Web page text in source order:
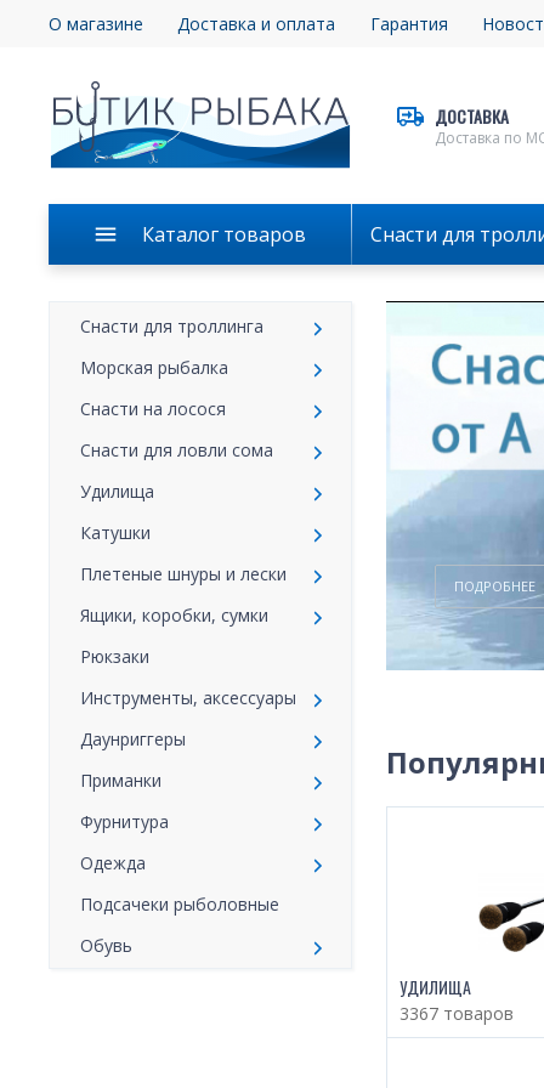
О магазине Доставка и оплата Гарантия
ДОСТАВКА
Доставка по
Каталог товаров Снасти для
Снасти для троллинга
Морская рыбалка
Снасти на лосося
Снасти для ловли сома
Удилища
Катушки
Плетеные шнуры и лески
Ящики, коробки, сумки
Рюкзаки
Инструменты, аксессуары
Даунpиггеры
Приманки
Фурнитура
Одежда
Подсачеки рыболовные
Обувь
ПОДРОБНЕЕ
УДИЛИЩА
3367 товаров